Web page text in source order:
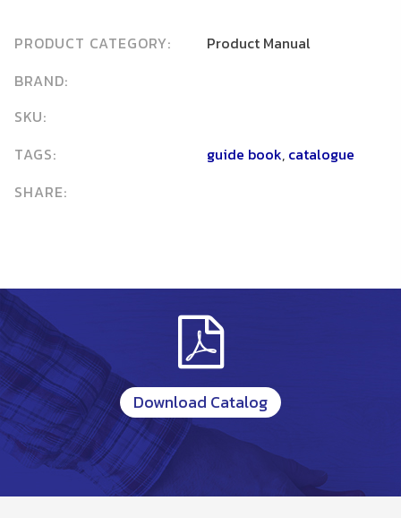
PRODUCT CATEGORY:
Product Manual
BRAND:
SKU:
TAGS:
guide book, catalogue
SHARE:
Download Catalog